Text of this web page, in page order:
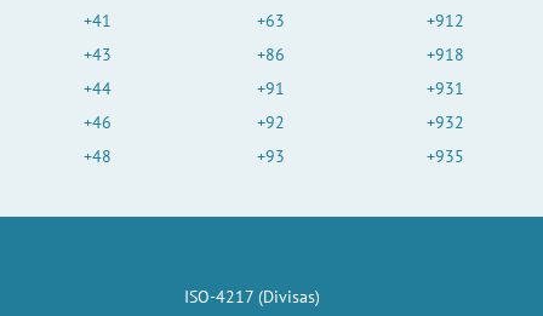
+41
+43
+44
+46
+48
+63
+86
+91
+92
+93
+912
+918
+931
+932
+935
ISO-4217 (Divisas)